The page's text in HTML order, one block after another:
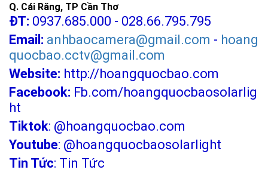
Thông số kỹ thuật Quạt Điều Hòa Hơi Nước
Làm Mát Không Khí 45L
Dung tích bình nước: 45L
Công suất: 130W
Lưu lượng gió: 6800m3/h
Diện tích làm mát: 25 - 40m2
Khối lượng tịnh: 9.65kg
Trọng lượng: 11.5kg
Q. Cái Răng, TP Cần Thơ
ĐT: 0937.685.000 - 028.66.795.795
Email: anhbaocamera@gmail.com - hoang
quocbao.cctv@gmail.com
Website: http://hoangquocbao.com
Facebook: Fb.com/hoangquocbaosolarlig
ht
Tiktok: @hoangquocbao.com
Youtube: @hoangquocbaosolarlight
Tin Tức: Tin Tức